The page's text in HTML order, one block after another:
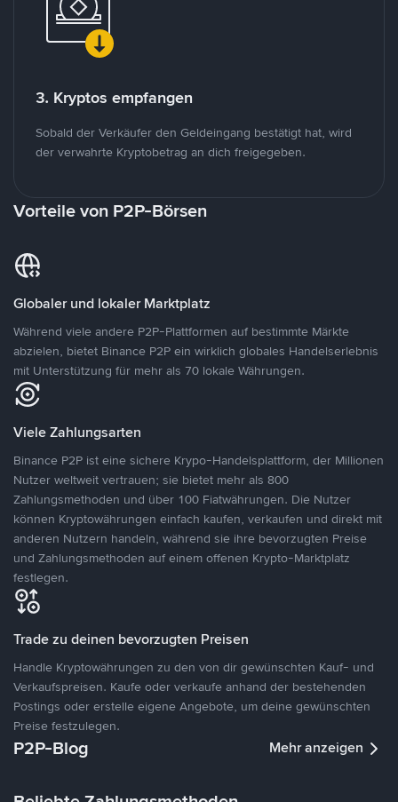
3. Kryptos empfangen
Sobald der Verkäufer den Geldeingang bestätigt hat, wird
der verwahrte Kryptobetrag an dich freigegeben.
Vorteile von P2P-Börsen
Globaler und lokaler Marktplatz
Während viele andere P2P-Plattformen auf bestimmte Märkte
abzielen, bietet Binance P2P ein wirklich globales Handelserlebnis
mit Unterstützung für mehr als 70 lokale Währungen.
Viele Zahlungsarten
Binance P2P ist eine sichere Krypo-Handelsplattform, der Millionen
Nutzer weltweit vertrauen; sie bietet mehr als 800
Zahlungsmethoden und über 100 Fiatwährungen. Die Nutzer
können Kryptowährungen einfach kaufen, verkaufen und direkt mit
anderen Nutzern handeln, während sie ihre bevorzugten Preise
und Zahlungsmethoden auf einem offenen Krypto-Marktplatz
festlegen.
Trade zu deinen bevorzugten Preisen
Handle Kryptowährungen zu den von dir gewünschten Kauf- und
Verkaufspreisen. Kaufe oder verkaufe anhand der bestehenden
Postings oder erstelle eigene Angebote, um deine gewünschten
Preise festzulegen.
P2P-Blog Mehr anzeigen